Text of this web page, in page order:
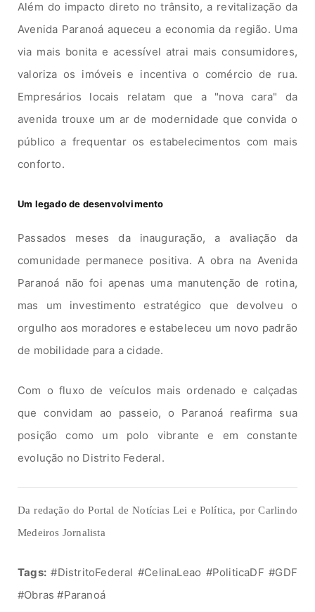
Além do impacto direto no trânsito, a revitalização da
Avenida Paranoá aqueceu a economia da região. Uma
via mais bonita e acessível atrai mais consumidores,
valoriza os imóveis e incentiva o comércio de rua.
Empresários locais relatam que a "nova cara" da
avenida trouxe um ar de modernidade que convida o
público a frequentar os estabelecimentos com mais
conforto.
Um legado de desenvolvimento
Passados meses da inauguração, a avaliação da
comunidade permanece positiva. A obra na Avenida
Paranoá não foi apenas uma manutenção de rotina,
mas um investimento estratégico que devolveu o
orgulho aos moradores e estabeleceu um novo padrão
de mobilidade para a cidade.
Com o fluxo de veículos mais ordenado e calçadas
que convidam ao passeio, o Paranoá reafirma sua
posição como um polo vibrante e em constante
evolução no Distrito Federal.
Da redação do Portal de Notícias Lei e Política, por Carlindo
Medeiros Jornalista
Tags: #DistritoFederal #CelinaLeao #PoliticaDF #GDF
#Obras #Paranoá